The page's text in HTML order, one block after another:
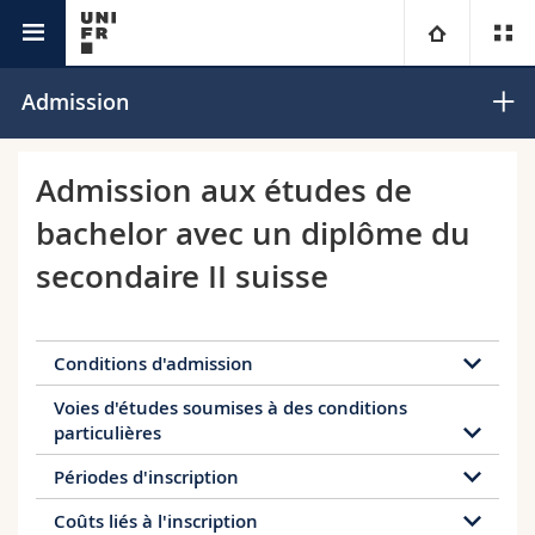
Université
Campus
Recherche
Université
Formation continue
Théologie
Droit
Sciences économiques et sociales et management
Lettres et sciences humaines
Sciences de l'éducation et de la formation
Vous êtes
Futurs étudiants
Etudiants
Médias
Chercheurs
Ressources
Annuaire du personnel
Plan d'accès
Bibliothèques
Admission
Admission aux études de
bachelor avec un diplôme du
secondaire II suisse
Conditions d'admission
Diplômes permettant une admission en bachelor:
Maturité gymnasiale
Voies d'études soumises à des conditions
particulières
Bachelor of Science in Sonderpädagogik
(Diplom in Logopädie)
Périodes d'inscription
Coûts liés à l'inscription